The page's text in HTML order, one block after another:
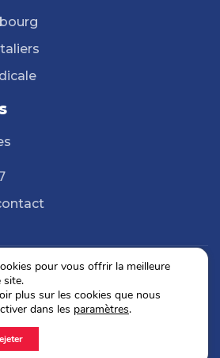
de confidentialité
légales
Tous droits réservés.
pour vous offrir la meilleure
site.
plus sur les cookies que nous
dans les paramètres.